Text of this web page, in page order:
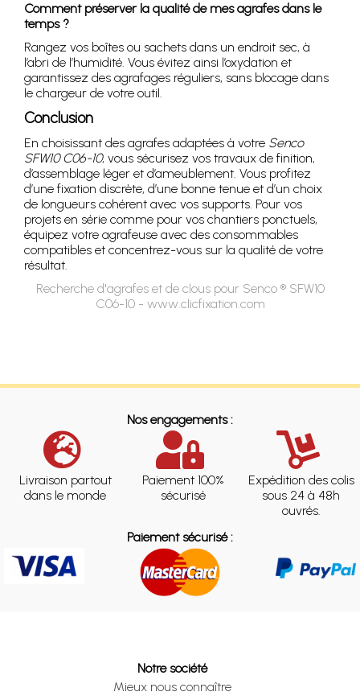
Comment préserver la qualité de mes agrafes dans le
temps ?
Rangez vos boîtes ou sachets dans un endroit sec, à
l’abri de l’humidité. Vous évitez ainsi l’oxydation et
garantissez des agrafages réguliers, sans blocage dans
le chargeur de votre outil.
Conclusion
En choisissant des agrafes adaptées à votre Senco
SFW10 C06-10, vous sécurisez vos travaux de finition,
d’assemblage léger et d’ameublement. Vous profitez
d’une fixation discrète, d’une bonne tenue et d’un choix
de longueurs cohérent avec vos supports. Pour vos
projets en série comme pour vos chantiers ponctuels,
équipez votre agrafeuse avec des consommables
compatibles et concentrez-vous sur la qualité de votre
résultat.
Recherche d'agrafes et de clous pour Senco ® SFW10
C06-10 - www.clicfixation.com
Nos engagements :
Livraison partout
dans le monde
Paiement 100%
sécurisé
Expédition des colis
sous 24 à 48h
ouvrés.
Paiement sécurisé :
Notre société
Mieux nous connaître